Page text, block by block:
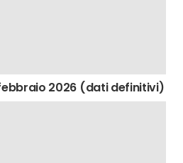
2026 (dati definitivi)